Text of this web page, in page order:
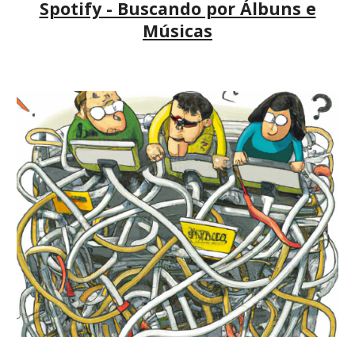
Spotify - Buscando por Álbuns e
Músicas